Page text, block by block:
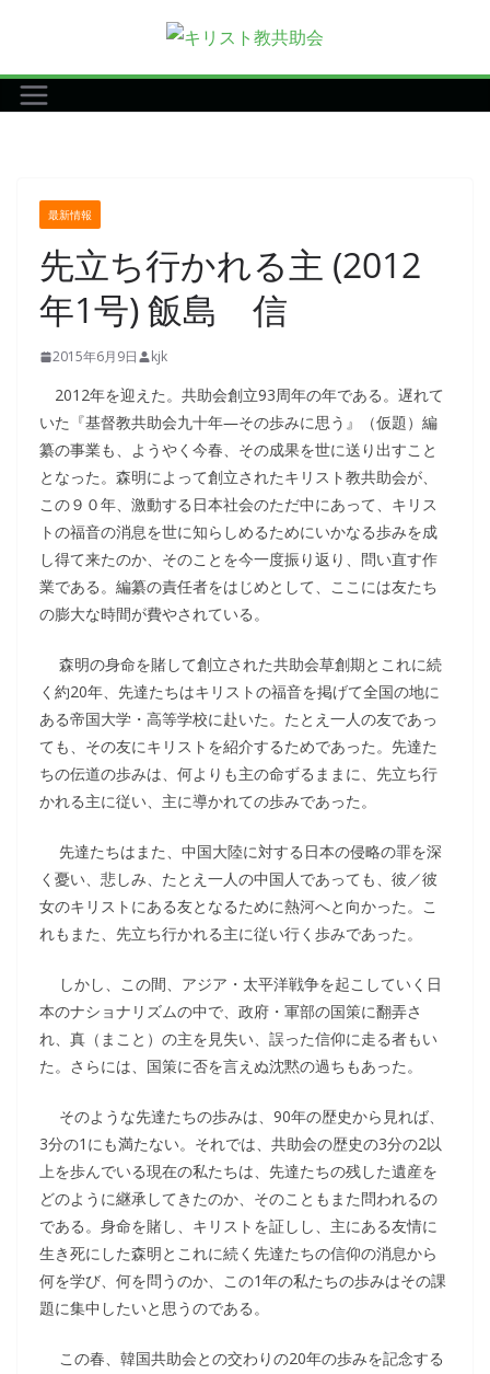
テ
ン
最新情報
先立ち行かれる主 (2012
年1号) 飯島 信
2015年6月9日 kjk
2012年を迎えた。共助会創立93周年の年である。遅れて
いた『基督教共助会九十年―その歩みに思う』（仮題）編
纂の事業も、ようやく今春、その成果を世に送り出すこと
となった。森明によって創立されたキリスト教共助会が、
この９０年、激動する日本社会のただ中にあって、キリス
トの福音の消息を世に知らしめるためにいかなる歩みを成
し得て来たのか、そのことを今一度振り返り、問い直す作
業である。編纂の責任者をはじめとして、ここには友たち
の膨大な時間が費やされている。
森明の身命を賭して創立された共助会草創期とこれに続
く約20年、先達たちはキリストの福音を掲げて全国の地に
ある帝国大学・高等学校に赴いた。たとえ一人の友であっ
ても、その友にキリストを紹介するためであった。先達た
ちの伝道の歩みは、何よりも主の命ずるままに、先立ち行
かれる主に従い、主に導かれての歩みであった。
先達たちはまた、中国大陸に対する日本の侵略の罪を深
く憂い、悲しみ、たとえ一人の中国人であっても、彼／彼
女のキリストにある友となるために熱河へと向かった。こ
れもまた、先立ち行かれる主に従い行く歩みであった。
しかし、この間、アジア・太平洋戦争を起こしていく日
本のナショナリズムの中で、政府・軍部の国策に翻弄さ
れ、真（まこと）の主を見失い、誤った信仰に走る者もい
た。さらには、国策に否を言えぬ沈黙の過ちもあった。
そのような先達たちの歩みは、90年の歴史から見れば、
3分の1にも満たない。それでは、共助会の歴史の3分の2以
上を歩んでいる現在の私たちは、先達たちの残した遺産を
どのように継承してきたのか、そのこともまた問われるの
である。身命を賭し、キリストを証しし、主にある友情に
生き死にした森明とこれに続く先達たちの信仰の消息から
何を学び、何を問うのか、この1年の私たちの歩みはその課
題に集中したいと思うのである。
この春、韓国共助会との交わりの20年の歩みを記念する